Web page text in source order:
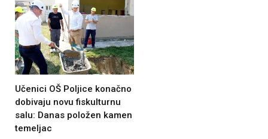
Učenici OŠ Poljice konačno
dobivaju novu fiskulturnu
salu: Danas položen kamen
temeljac